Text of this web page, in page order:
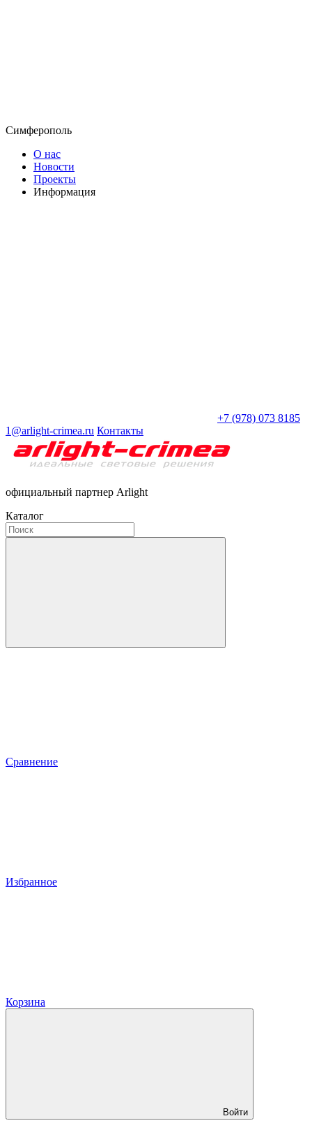
Симферополь
О нас
Новости
Проекты
Информация
+7 (978) 073 8185
1@arlight-crimea.ru Контакты
официальный партнер Arlight
Каталог
Сравнение
Избранное
Корзина
Войти